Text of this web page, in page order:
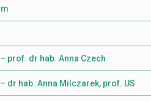
prof. dr hab. Anna Czech
dr hab. Anna Milczarek, prof. US